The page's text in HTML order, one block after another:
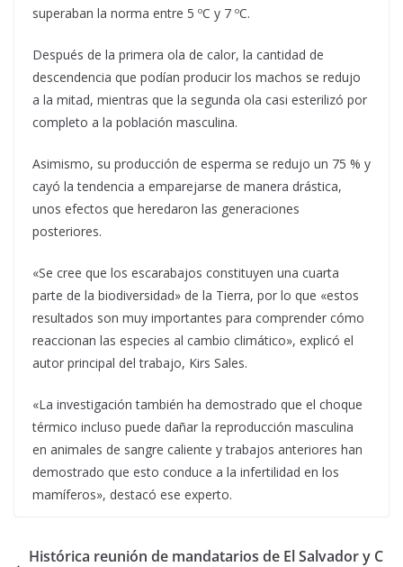
superaban la norma entre 5 ºC y 7 ºC.
Después de la primera ola de calor, la cantidad de
descendencia que podían producir los machos se redujo
a la mitad, mientras que la segunda ola casi esterilizó por
completo a la población masculina.
Asimismo, su producción de esperma se redujo un 75 % y
cayó la tendencia a emparejarse de manera drástica,
unos efectos que heredaron las generaciones
posteriores.
«Se cree que los escarabajos constituyen una cuarta
parte de la biodiversidad» de la Tierra, por lo que «estos
resultados son muy importantes para comprender cómo
reaccionan las especies al cambio climático», explicó el
autor principal del trabajo, Kirs Sales.
«La investigación también ha demostrado que el choque
térmico incluso puede dañar la reproducción masculina
en animales de sangre caliente y trabajos anteriores han
demostrado que esto conduce a la infertilidad en los
mamíferos», destacó ese experto.
Histórica reunión de mandatarios de El Salvador y C